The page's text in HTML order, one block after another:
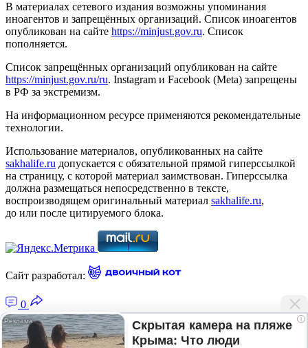
В материалах сетевого издания возможны упоминания
иноагентов и запрещённых организаций. Список иноагентов
опубликован на сайте https://minjust.gov.ru. Список
пополняется.
Список запрещённых организаций опубликован на сайте
https://minjust.gov.ru/ru. Instagram и Facebook (Metа) запрещены
в РФ за экстремизм.
На информационном ресурсе применяются рекомендательные
технологии.
Использование материалов, опубликованных на сайте
sakhalife.ru допускается с обязательной прямой гиперссылкой
на страницу, с которой материал заимствован. Гиперссылка
должна размещаться непосредственно в тексте,
воспроизводящем оригинальный материал sakhalife.ru,
до или после цитируемого блока.
Сайт разработал:
0
i
Скрытая камера на пляже
Крыма: Что люди